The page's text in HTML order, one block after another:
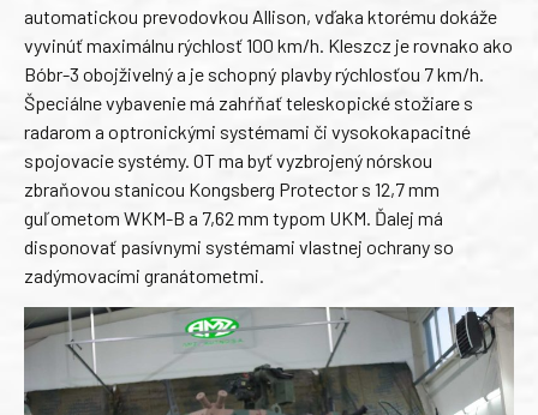
automatickou prevodovkou Allison, vďaka ktorému dokáže
vyvinúť maximálnu rýchlosť 100 km/h. Kleszcz je rovnako ako
Bóbr-3 obojživelný a je schopný plavby rýchlosťou 7 km/h.
Špeciálne vybavenie má zahŕňať teleskopické stožiare s
radarom a optronickými systémami či vysokokapacitné
spojovacie systémy. OT ma byť vyzbrojený nórskou
zbraňovou stanicou Kongsberg Protector s 12,7 mm
guľometom WKM-B a 7,62 mm typom UKM. Ďalej má
disponovať pasívnymi systémami vlastnej ochrany so
zadýmovacími granátometmi.